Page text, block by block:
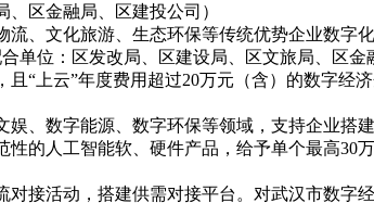
区金融局、区建投公司）
流、文化旅游、生态环保等传统优势企业数
单位：区发改局、区建设局、区文旅局、区金
且 “上云”年度费用超过20万元（含）的数字经
娱、数字能源、数字环保等领域，支持企业搭
的人工智能软、硬件产品，给予单个最高30
对接活动，搭建供需对接平台。对武汉市数字